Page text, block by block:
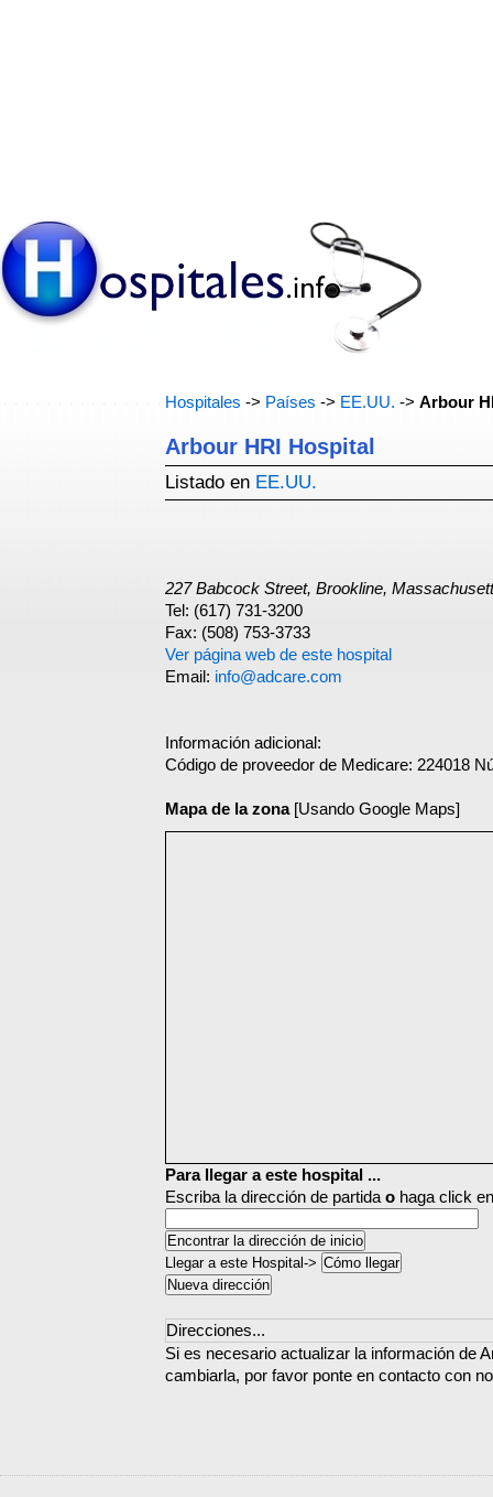
Hospitales -> Países -> EE.UU. -> Arbour
Arbour HRI Hospital
Listado en EE.UU.
227 Babcock Street, Brookline,
Tel: (617) 731-3200
Fax: (508) 753-3733
Ver página web de este hospital
Email: info@adcare.com
Información adicional:
Código de proveedor de Medicare: 224018
Mapa de la zona[Usando Google Maps]
Para llegar a este hospital ...
Escriba la dirección de partida o haga click
Llegar a este Hospital->
Direcciones...
Si es necesario actualizar la información de
cambiarla, por favor ponte en contacto con